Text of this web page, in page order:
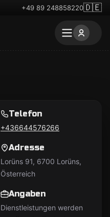
+49 89 248858220🇩🇪
Telefon
+436644576266
Adresse
Lorüns 91, 6700 Lorüns,
Österreich
Angaben
Dienstleistungen werden